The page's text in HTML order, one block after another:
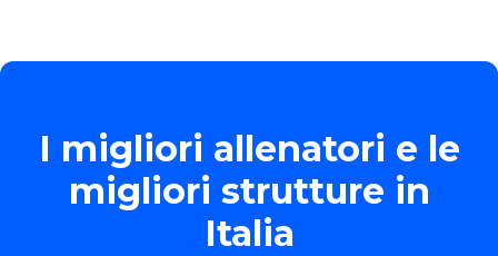
I migliori allenatori e le
migliori strutture in
Italia